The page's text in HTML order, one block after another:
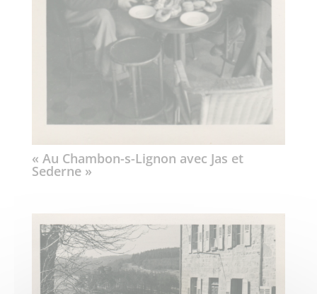
« Au Chambon-s-Lignon avec Jas et
Sederne »